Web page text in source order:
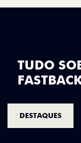
TUDO
DESTAQUES